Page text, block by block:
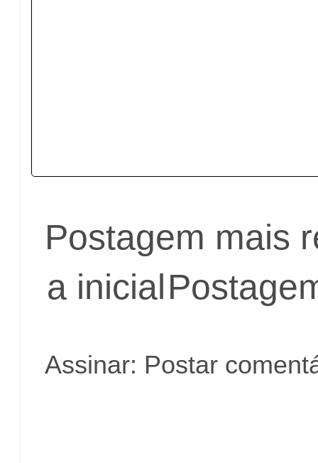
Postagem mais
a inicial
Assinar: Postar